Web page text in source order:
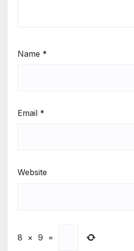
Name *
Email *
Website
8 × 9 =